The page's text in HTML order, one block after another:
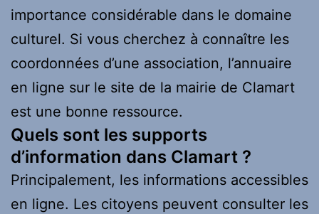
importance considérable dans le domaine
culturel. Si vous cherchez à connaître les
coordonnées d’une association, l’annuaire
en ligne sur le site de la mairie de Clamart
est une bonne ressource.
Quels sont les supports
d’information dans Clamart ?
Principalement, les informations accessibles
en ligne. Les citoyens peuvent consulter les